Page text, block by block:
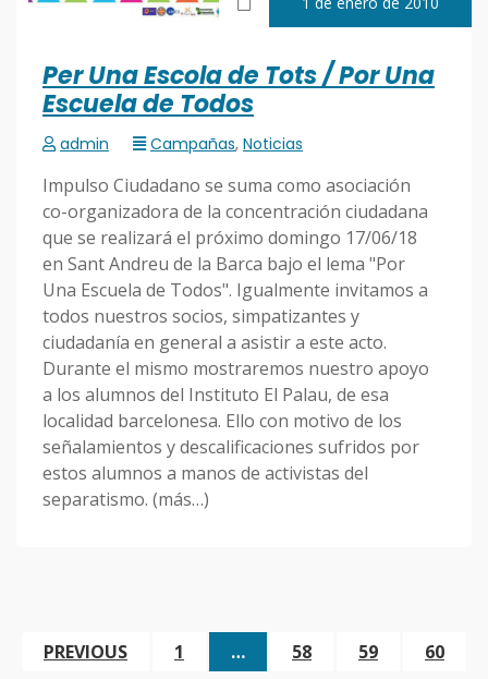
Per Una Escola de Tots / Por Una
Escuela de Todos
admin Campañas, Noticias
Impulso Ciudadano se suma como asociación
co-organizadora de la concentración ciudadana
que se realizará el próximo domingo 17/06/18
en Sant Andreu de la Barca bajo el lema "Por
Una Escuela de Todos". Igualmente invitamos a
todos nuestros socios, simpatizantes y
ciudadanía en general a asistir a este acto.
Durante el mismo mostraremos nuestro apoyo
a los alumnos del Instituto El Palau, de esa
localidad barcelonesa. Ello con motivo de los
señalamientos y descalificaciones sufridos por
estos alumnos a manos de activistas del
separatismo. (más…)
PREVIOUS 1 … 58 59 60